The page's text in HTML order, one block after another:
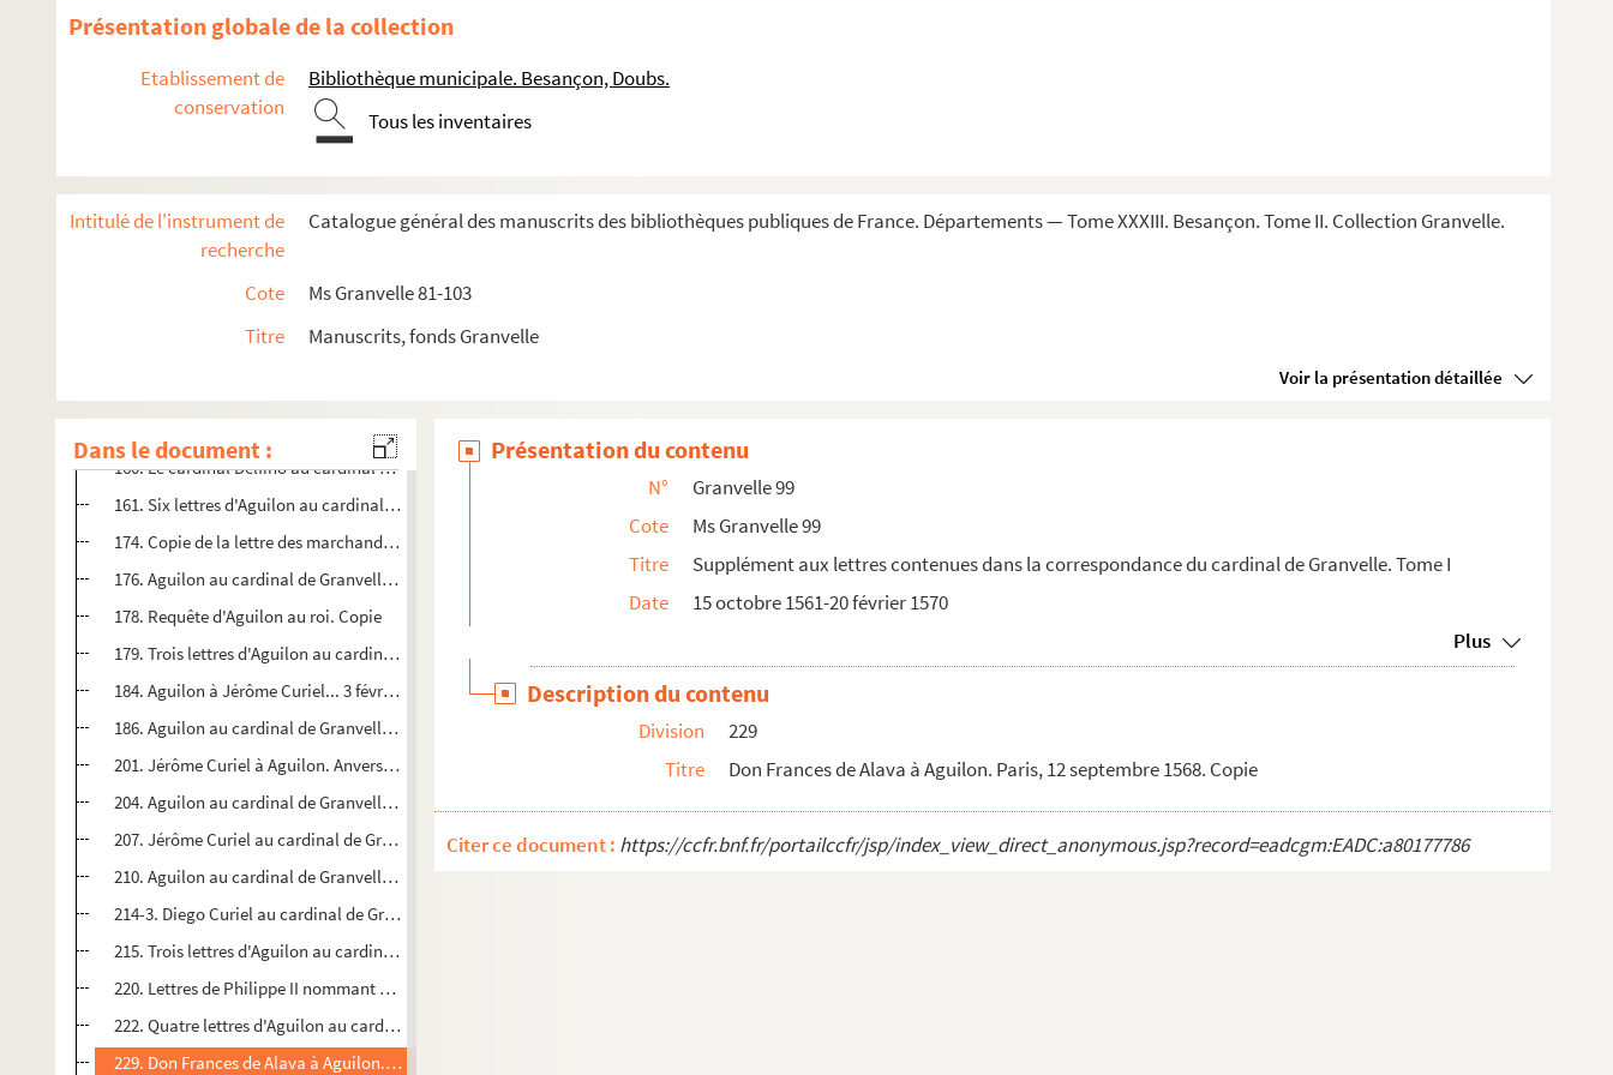
Présentation globale de la collection
Etablissement de
conservation
Bibliothèque municipale. Besançon, Doubs.
Tous les inventaires
Intitulé de l'instrument de
recherche
Catalogue général des manuscrits des bibliothèques publiques de France. Départements — Tome XXXIII. Besançon. Tome II. Collection Granvelle.
Cote
Ms Granvelle 81-103
Titre
Manuscrits, fonds Granvelle
Voir la présentation détaillée
Dans le document :
101. Le duc de Boyano au cardinal de Granvelle. Di Capriata, 7 mars 1567. Copie signée
110. Copie d'une autre attestation de Van der Aa pour le payement des pensions du cardinal. Lat.
112. Aguilon au cardinal de Granvelle. Bruxelles, 4 mai 1567. Copie
118. Thomaso de la Dicha, frère utérin de Mme
120. Morillon au cardinal de Granvelle. Bruxelles, 27 juillet 1567
148. Six lettres d'Aguilon au cardinal de Granvelle. Bruxelles, 10 août-28 septembre, et Anvers, 24 août ...
160. Le cardinal Delfino au cardinal de Granvelle. 11 octobre 1567
161. Six lettres d'Aguilon au cardinal de Granvelle. Bruxelles, 19 octobre-7 décembre, et Anvers, 8 novem...
174. Copie de la lettre des marchands à Julian Romero. Anvers, 9 novembre 1567
176. Aguilon au cardinal de Granvelle. Bruxelles, 4 janvier 1568. Copie
178. Requête d'Aguilon au roi. Copie
179. Trois lettres d'Aguilon au cardinal de Granvelle. Bruxelles, 25 janvier-8 février 1568. Copies
184. Aguilon à Jérôme Curiel... 3 février 1568. Copie
186. Aguilon au cardinal de Granvelle. Bruxelles, 15 février-2 mai 1568. Copies
201. Jérôme Curiel à Aguilon. Anvers, 29 avril 1568
204. Aguilon au cardinal de Granvelle. Bruxelles, 9 et 16 mai 1568. Copies
207. Jérôme Curiel au cardinal de Granvelle. Anvers, 16 mai 1568
210. Aguilon au cardinal de Granvelle. Bruxelles, 23 et 31 mai 1568
214-3. Diego Curiel au cardinal de Granvelle. 12 mai 1568
215. Trois lettres d'Aguilon au cardinal de Granvelle Bruxelles, 5-20 juin ; Anvers, 28 août 1568. Copies
220. Lettres de Philippe II nommant Pedro Aguilon secrétaire de l'ambassadeur d'Espagne en France. Madrid...
222. Quatre lettres d'Aguilon au cardinal de Granvelle. Bruxelles, 1er septembre-3 octobre 1568. Copies
229. Don Frances de Alava à Aguilon. Paris, 12 septembre 1568. Copie
Présentation du contenu
N°
Granvelle 99
Cote
Ms Granvelle 99
Titre
Supplément aux lettres contenues dans la correspondance du cardinal de Granvelle. Tome I
Date
15 octobre 1561-20 février 1570
Plus
Description du contenu
Division
229
Titre
Don Frances de Alava à Aguilon. Paris, 12 septembre 1568. Copie
Citer ce document : https://ccfr.bnf.fr/portailccfr/jsp/index_view_direct_anonymous.jsp?record=eadcgm:EADC:a80177786